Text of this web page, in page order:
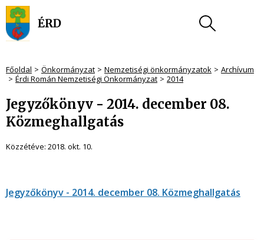
Főoldal Önkormányzat Nemzetiségi önkormányzatok
Archívum
Érdi Román Nemzetiségi Önkormányzat
2014
Jegyzőkönyv - 2014. december 08.
Közmeghallgatás
Közzétéve: 2018. okt. 10.
Jegyzőkönyv - 2014. december 08. Közmeghallgatás